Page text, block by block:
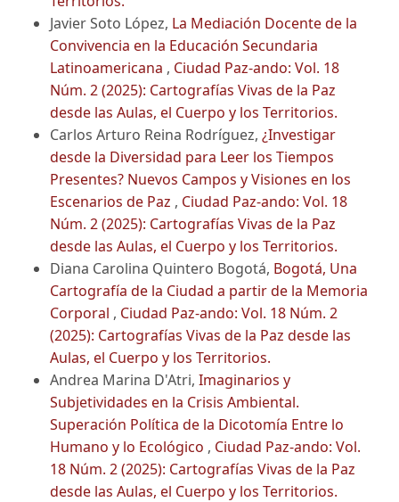
Javier Soto López, La Mediación Docente de la
Convivencia en la Educación Secundaria
Latinoamericana , Ciudad Paz-ando: Vol. 18
Núm. 2 (2025): Cartografías Vivas de la Paz
desde las Aulas, el Cuerpo y los Territorios.
Carlos Arturo Reina Rodríguez, ¿Investigar
desde la Diversidad para Leer los Tiempos
Presentes? Nuevos Campos y Visiones en los
Escenarios de Paz , Ciudad Paz-ando: Vol. 18
Núm. 2 (2025): Cartografías Vivas de la Paz
desde las Aulas, el Cuerpo y los Territorios.
Diana Carolina Quintero Bogotá, Bogotá, Una
Cartografía de la Ciudad a partir de la Memoria
Corporal , Ciudad Paz-ando: Vol. 18 Núm. 2
(2025): Cartografías Vivas de la Paz desde las
Aulas, el Cuerpo y los Territorios.
Andrea Marina D'Atri, Imaginarios y
Subjetividades en la Crisis Ambiental.
Superación Política de la Dicotomía Entre lo
Humano y lo Ecológico , Ciudad Paz-ando: Vol.
18 Núm. 2 (2025): Cartografías Vivas de la Paz
desde las Aulas, el Cuerpo y los Territorios.